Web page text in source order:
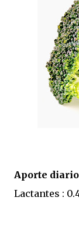
Aporte
Lactantes :